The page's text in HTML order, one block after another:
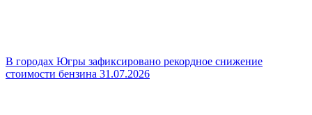
В городах Югры зафиксировано рекордное снижение
стоимости бензина 31.07.2026